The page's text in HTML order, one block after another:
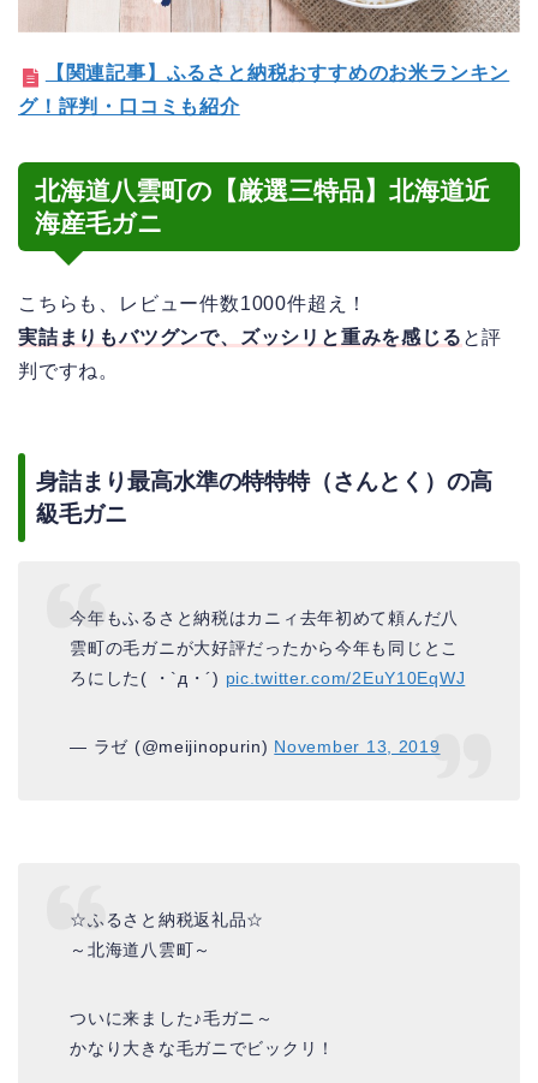
【関連記事】ふるさと納税おすすめのお米ランキン
グ！評判・口コミも紹介
北海道八雲町の【厳選三特品】北海道近
海産毛ガニ
こちらも、レビュー件数1000件超え！
実詰まりもバツグンで、ズッシリと重みを感じる と評
判ですね。
身詰まり最高水準の特特特（さんとく）の高
級毛ガニ
今年もふるさと納税はカニィ去年初めて頼んだ八
雲町の毛ガニが大好評だったから今年も同じとこ
ろにした( ・`д・´) pic.twitter.com/2EuY10EqWJ
— ラゼ (@meijinopurin) November 13, 2019
☆ふるさと納税返礼品☆
～北海道八雲町～
ついに来ました♪毛ガニ～
かなり大きな毛ガニでビックリ！